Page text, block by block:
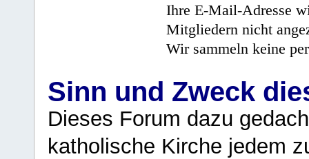
Ihre E-Mail-Adresse
Mitgliedern nicht
Wir sammeln keine
Sinn und Zweck
Dieses Forum dazu
katholische Kirche jedem